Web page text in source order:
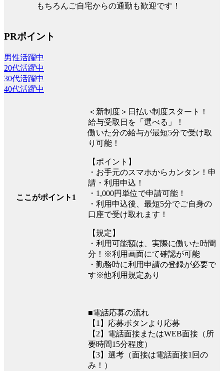
もちろんご自宅からの通勤も歓迎です！
PRポイント
男性活躍中
20代活躍中
30代活躍中
40代活躍中
ここがポイント1
＜新制度＞日払い制度スタート！
給与受取日を「選べる」！
働いた分の給与が最短5分で受け取
り可能！
【ポイント】
・お手元のスマホからカンタン！申
請・利用申込！
・1,000円単位で申請可能！
・利用申込後、最短5分でご自身の
口座で受け取れます！
【規定】
・利用可能額は、実際に働いた時間
分！※利用画面にて確認が可能
・勤務時に利用申請の登録が必要で
す※他利用規定あり
■電話応募の流れ
【1】応募ボタンより応募
【2】電話面接またはWEB面接（所
要時間15分程度）
【3】選考（面接は電話面接1回の
み！）